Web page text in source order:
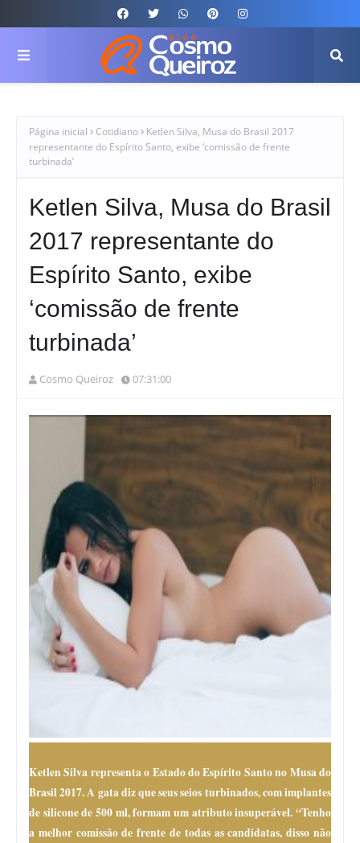
Página inicial Cotidiano
Ketlen Silva, Musa do Brasil 2017
representante do Espírito Santo, exibe ‘comissão de frente
turbinada’
Ketlen Silva, Musa do Brasil
2017 representante do
Espírito Santo, exibe
‘comissão de frente
turbinada’
Cosmo Queiroz 07:31:00
Ketlen Silva representa o Estado do Espírito Santo no Musa do
Brasil 2017. A gata diz que seus seios turbinados, com implantes
de silicone de 500 ml, formam um atributo insuperável. “Tenho
a melhor comissão de frente de todas as candidatas, disso não